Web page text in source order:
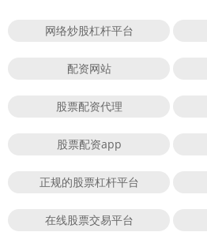
网络炒股杠杆平台
配资网站
股票配资代理
股票配资app
正规的股票杠杆平台
在线股票交易平台